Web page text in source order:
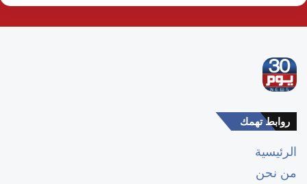
روابط تهمك
الرئيسية
من نحن